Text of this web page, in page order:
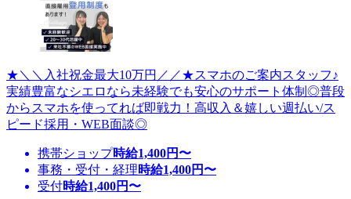
★＼＼入社祝金最大10万円／／★スマホのご案内スタッフ♪
実績豊富なシエロなら未経験でも安心のサポート体制◎普段
からスマホを使ってれば即戦力！高収入＆嬉しい週払い/ス
ピード採用・WEB面談◎
携帯ショップ時給1,400円〜
事務・受付・経理時給1,400円〜
受付時給1,400円〜